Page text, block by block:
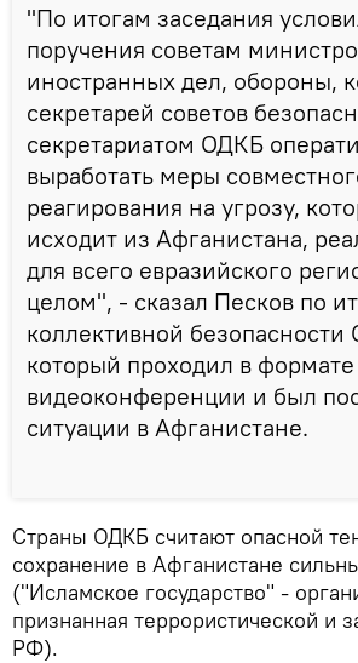
"По итогам заседания
поручения советам
иностранных дел, обороны,
секретарей советов
секретариатом ОДКБ
выработать меры
реагирования на угрозу,
исходит из Афганистана,
для всего евразийского
целом", - сказал Песков по
коллективной
который проходил в формате
видеоконференции и был
ситуации в Афганистане.
Страны ОДКБ считают опасной
сохранение в Афганистане
("Исламское государство" -
признанная террористической и
РФ).